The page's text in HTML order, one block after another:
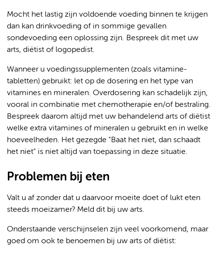
Mocht het lastig zijn voldoende voeding binnen te krijgen
dan kan drinkvoeding of in sommige gevallen
sondevoeding een oplossing zijn. Bespreek dit met uw
arts, diëtist of logopedist.
Wanneer u voedingssupplementen (zoals vitamine-
tabletten) gebruikt: let op de dosering en het type van
vitamines en mineralen. Overdosering kan schadelijk zijn,
vooral in combinatie met chemotherapie en/of bestraling.
Bespreek daarom altijd met uw behandelend arts of diëtist
welke extra vitamines of mineralen u gebruikt en in welke
hoeveelheden. Het gezegde "Baat het niet, dan schaadt
het niet" is niet altijd van toepassing in deze situatie.
Problemen bij eten
Valt u af zonder dat u daarvoor moeite doet of lukt eten
steeds moeizamer? Meld dit bij uw arts.
Onderstaande verschijnselen zijn veel voorkomend, maar
goed om ook te benoemen bij uw arts of diëtist: